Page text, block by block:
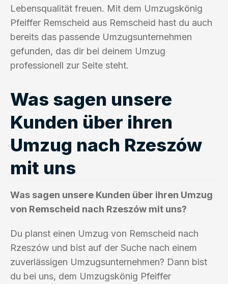
Lebensqualität freuen. Mit dem Umzugskönig
Pfeiffer Remscheid aus Remscheid hast du auch
bereits das passende Umzugsunternehmen
gefunden, das dir bei deinem Umzug
professionell zur Seite steht.
Was sagen unsere
Kunden über ihren
Umzug nach Rzeszów
mit uns
Was sagen unsere Kunden über ihren Umzug
von Remscheid nach Rzeszów mit uns?
Du planst einen Umzug von Remscheid nach
Rzeszów und bist auf der Suche nach einem
zuverlässigen Umzugsunternehmen? Dann bist
du bei uns, dem Umzugskönig Pfeiffer